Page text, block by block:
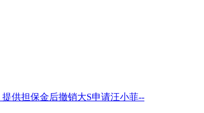
供担保金后撤销大S申请汪小菲--